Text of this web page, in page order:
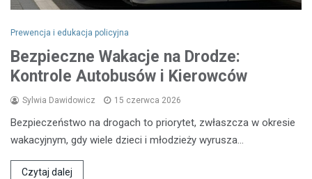
Prewencja i edukacja policyjna
Bezpieczne Wakacje na Drodze:
Kontrole Autobusów i Kierowców
Sylwia Dawidowicz 15 czerwca 2026
Bezpieczeństwo na drogach to priorytet, zwłaszcza w okresie
wakacyjnym, gdy wiele dzieci i młodzieży wyrusza…
Czytaj dalej